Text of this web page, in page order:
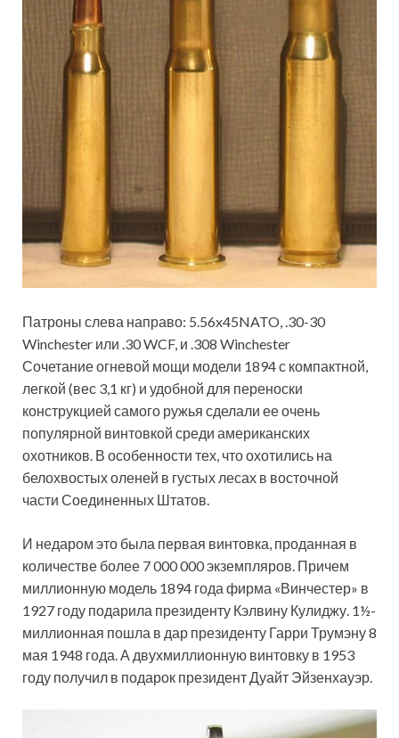
Патроны слева направо: 5.56x45NATO, .30-30
Winchester или .30 WCF, и .308 Winchester
Сочетание огневой мощи модели 1894 с компактной,
легкой (вес 3,1 кг) и удобной для переноски
конструкцией самого ружья сделали ее очень
популярной винтовкой среди американских
охотников. В особенности тех, что охотились на
белохвостых оленей в густых лесах в восточной
части Соединенных Штатов.
И недаром это была первая винтовка, проданная в
количестве более 7 000 000 экземпляров. Причем
миллионную модель 1894 года фирма «Винчестер» в
1927 году подарила президенту Кэлвину Кулиджу. 1½-
миллионная пошла в дар президенту Гарри Трумэну 8
мая 1948 года. А двухмиллионную винтовку в 1953
году получил в подарок президент Дуайт Эйзенхауэр.